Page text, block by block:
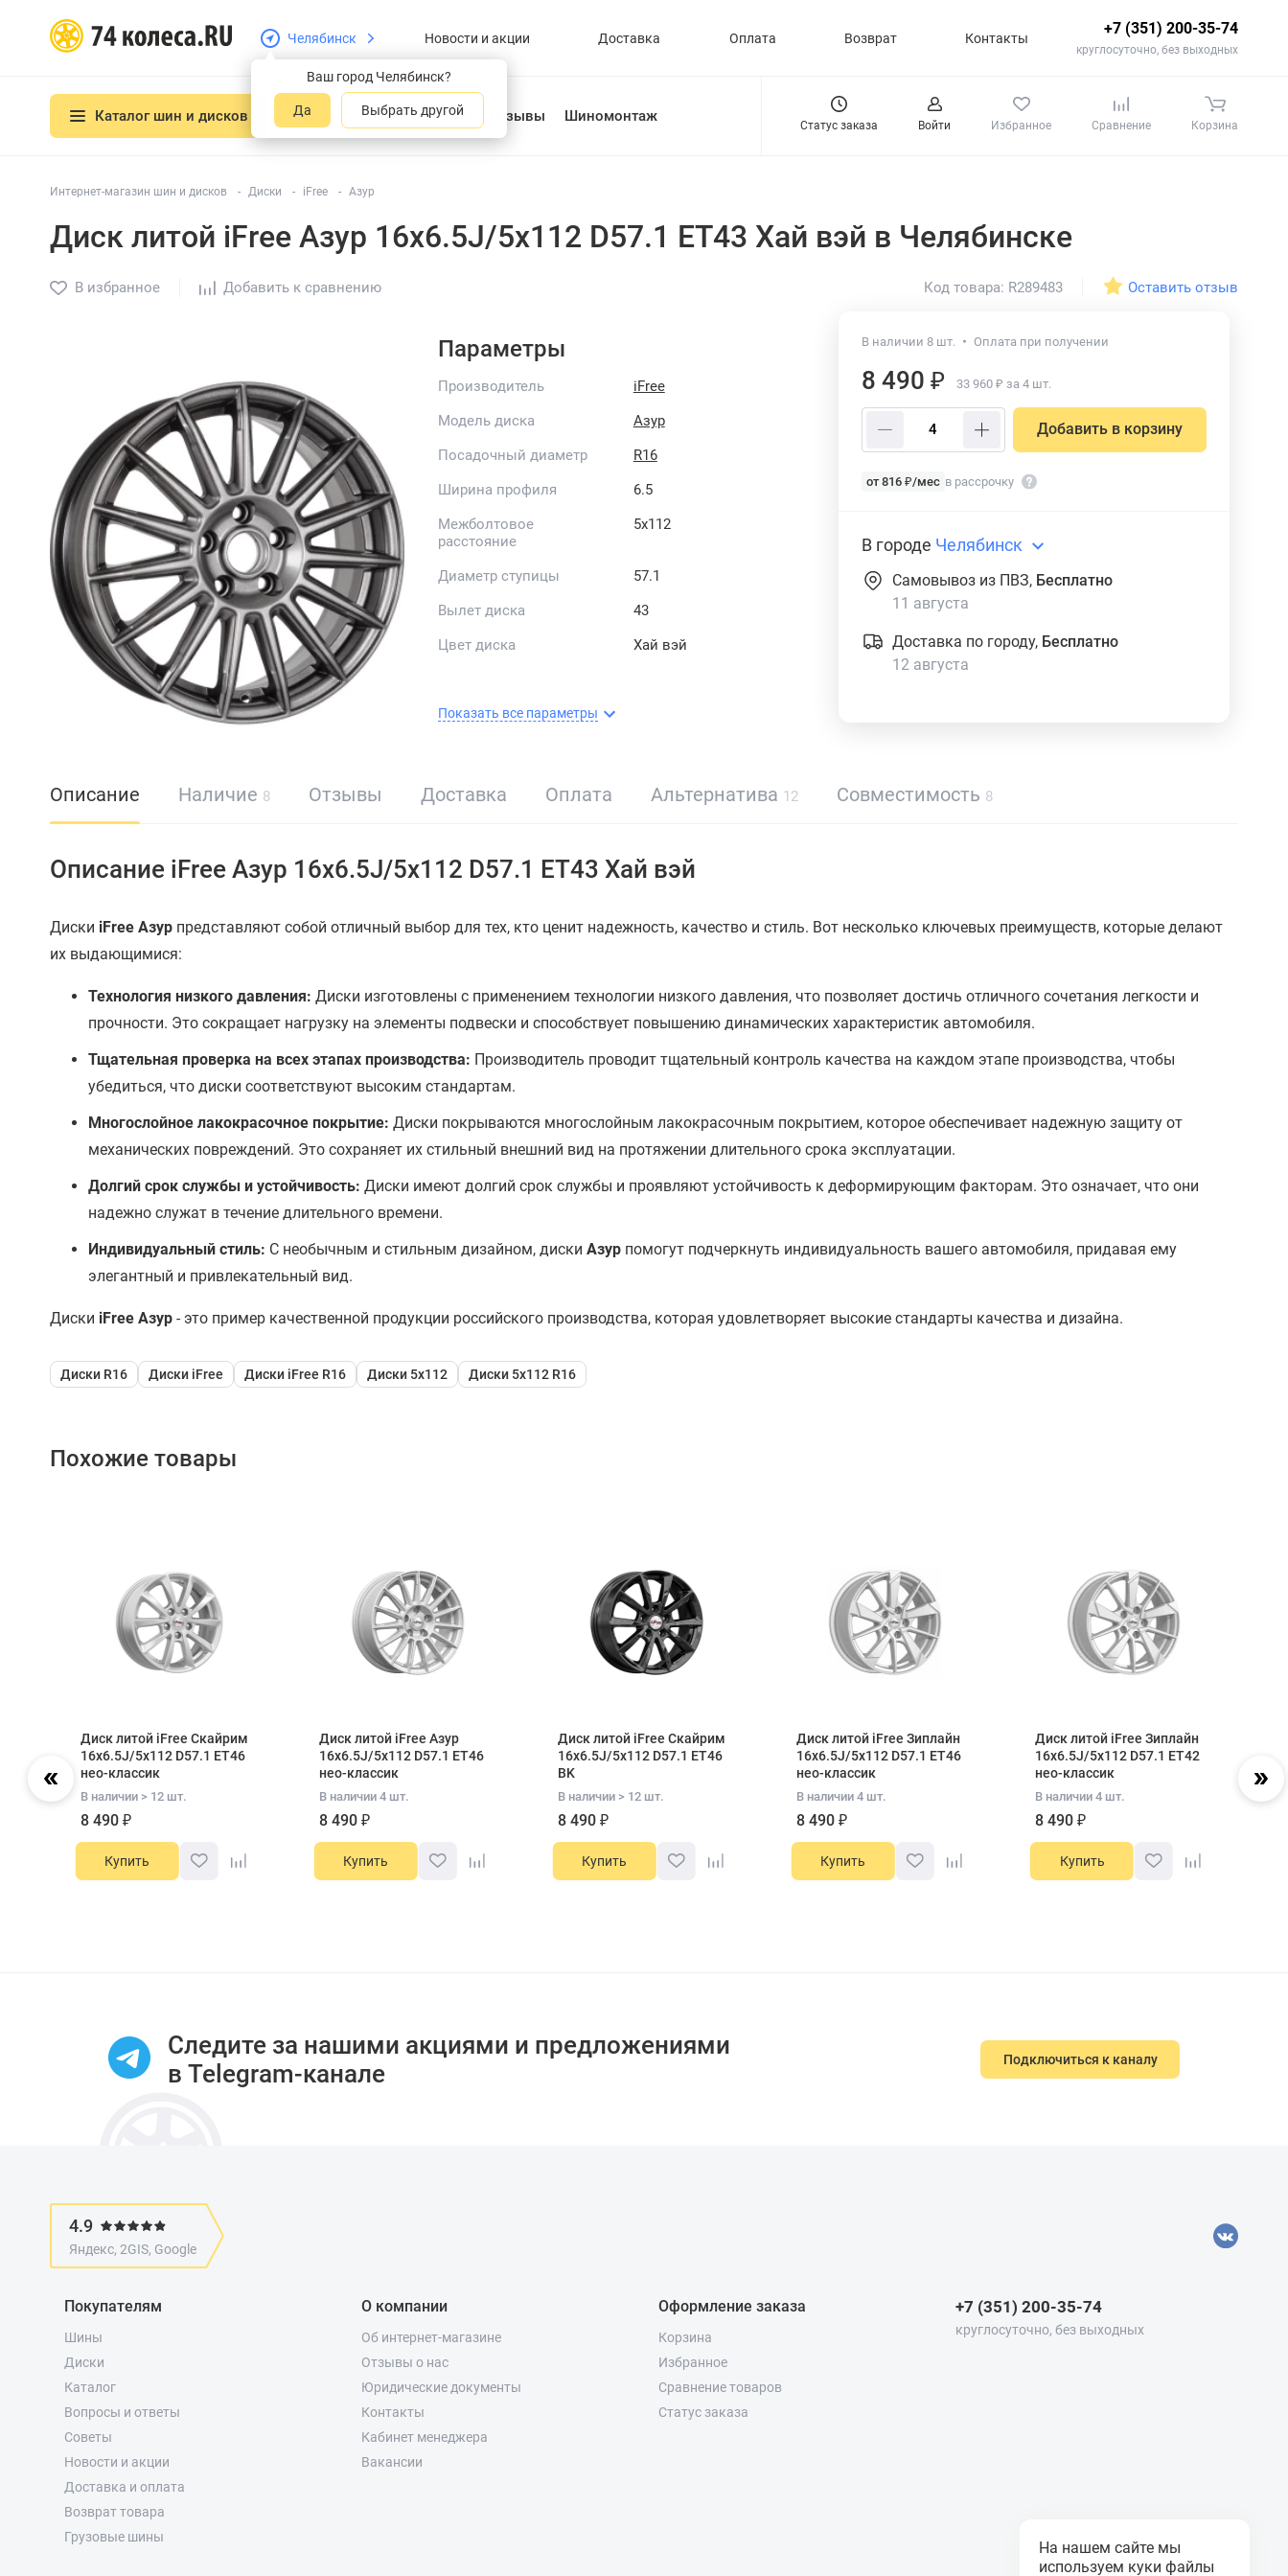
Челябинск
Ваш город Челябинск?
Да Выбрать другой
Новости и акции Доставка Оплата Возврат Контакты
+7 (351) 200-35-74
круглосуточно, без выходных
Каталог шин и дисков О нас Отзывы Шиномонтаж
Статус заказа Войти Избранное Сравнение Корзина
Интернет-магазин шин и дисков Диски iFree Азур
Диск литой iFree Азур 16x6.5J/5x112 D57.1 ET43 Хай вэй в Челябинске
В избранное Добавить к сравнению Код товара: R289483 Оставить отзыв
Параметры
Производитель
iFree
Модель диска
Азур
Посадочный диаметр
R16
Ширина профиля
6.5
Межболтовое
расстояние
5x112
Диаметр ступицы
57.1
Вылет диска
43
Цвет диска
Хай вэй
Показать все параметры
В наличии 8 шт. Оплата при получении
8 490 ₽ 33 960 ₽ за 4 шт.
Добавить в корзину
от 816 ₽/мес в рассрочку
В городе Челябинск
Самовывоз из ПВЗ, Бесплатно
11 августа
Доставка по городу, Бесплатно
12 августа
Описание Наличие 8 Отзывы Доставка Оплата Альтернатива 12 Совместимость 8
Описание iFree Азур 16x6.5J/5x112 D57.1 ET43 Хай вэй
Диски iFree Азур представляют собой отличный выбор для тех, кто ценит надежность, качество и стиль. Вот несколько ключевых преимуществ, которые делают
их выдающимися:
Технология низкого давления: Диски изготовлены с применением технологии низкого давления, что позволяет достичь отличного сочетания легкости и
прочности. Это сокращает нагрузку на элементы подвески и способствует повышению динамических характеристик автомобиля.
Тщательная проверка на всех этапах производства: Производитель проводит тщательный контроль качества на каждом этапе производства, чтобы
убедиться, что диски соответствуют высоким стандартам.
Многослойное лакокрасочное покрытие: Диски покрываются многослойным лакокрасочным покрытием, которое обеспечивает надежную защиту от
механических повреждений. Это сохраняет их стильный внешний вид на протяжении длительного срока эксплуатации.
Долгий срок службы и устойчивость: Диски имеют долгий срок службы и проявляют устойчивость к деформирующим факторам. Это означает, что они
надежно служат в течение длительного времени.
Индивидуальный стиль: С необычным и стильным дизайном, диски Азур помогут подчеркнуть индивидуальность вашего автомобиля, придавая ему
элегантный и привлекательный вид.
Диски iFree Азур - это пример качественной продукции российского производства, которая удовлетворяет высокие стандарты качества и дизайна.
Диски R16 Диски iFree Диски iFree R16 Диски 5x112 Диски 5x112 R16
Похожие товары
Диск литой iFree Скайрим
16x6.5J/5x112 D57.1 ET46
нео-классик
В наличии > 12 шт.
8 490 ₽
Купить
Диск литой iFree Азур
16x6.5J/5x112 D57.1 ET46
нео-классик
В наличии 4 шт.
8 490 ₽
Купить
Диск литой iFree Скайрим
16x6.5J/5x112 D57.1 ET46
BK
В наличии > 12 шт.
8 490 ₽
Купить
Диск литой iFree Зиплайн
16x6.5J/5x112 D57.1 ET46
нео-классик
В наличии 4 шт.
8 490 ₽
Купить
Диск литой iFree Зиплайн
16x6.5J/5x112 D57.1 ET42
нео-классик
В наличии 4 шт.
8 490 ₽
Купить
Следите за нашими акциями и предложениями
в Telegram-канале
Подключиться к каналу
4.9
Яндекс, 2GIS, Google
Покупателям
Шины
Диски
Каталог
Вопросы и ответы
Советы
Новости и акции
Доставка и оплата
Возврат товара
Грузовые шины
О компании
Об интернет-магазине
Отзывы о нас
Юридические документы
Контакты
Кабинет менеджера
Вакансии
Оформление заказа
Корзина
Избранное
Сравнение товаров
Статус заказа
+7 (351) 200-35-74
круглосуточно, без выходных
На нашем сайте мы
используем куки файлы